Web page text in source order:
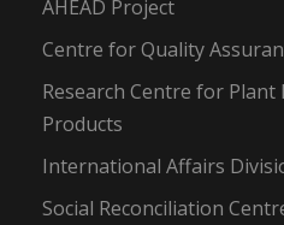
AHEAD Project
Centre for Quality
Research Centre for
Products
International Affairs
Social Reconciliation